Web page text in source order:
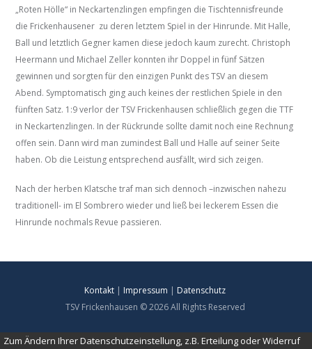
„Roten Hölle“ in Neckartenzlingen empfingen die Tischtennisfreunde
die Frickenhausener zu deren letztem Spiel in der Hinrunde. Mit Halle,
Ball und letztlich Gegner kamen diese jedoch kaum zurecht. Christoph
Heermann und Michael Zeller konnten ihr Doppel in fünf Sätzen
gewinnen und sorgten für den einzigen Punkt des TSV an diesem
Abend. Symptomatisch ging auch keines der restlichen Spiele in den
fünften Satz. 1:9 verlor der TSV Frickenhausen schließlich gegen die TTF
in Neckartenzlingen. In der Rückrunde sollte damit noch eine Rechnung
offen sein. Dann wird man zumindest Ball und Halle auf seiner Seite
haben. Ob die Leistung entsprechend ausfällt, wird sich zeigen.
Nach der herben Klatsche traf man sich dennoch –inzwischen nahezu
traditionell- im El Sombrero wieder und ließ bei leckerem Essen die
Hinrunde nochmals Revue passieren.
Kontakt | Impressum | Datenschutz
TSV Frickenhausen © 2026 All Rights Reserved
Zum Ändern Ihrer Datenschutzeinstellung, z.B. Erteilung oder Widerruf